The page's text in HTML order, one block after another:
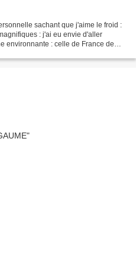
sachant que j'aime le froid :
: j'ai eu envie d'aller
environnante : celle de France de